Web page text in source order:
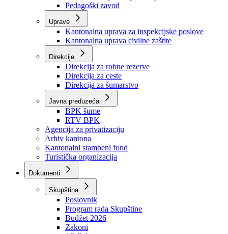
Zavod zdravstvenog osiguranja
Zavod za javno zdravstvo
Zavod za besplatnu pravnu pomoć
Pedagoški zavod
Kantonalna uprava za inspekcijske poslove
Kantonalna uprava civilne zaštite
Direkcije
Direkcija za robne rezerve
Direkcija za ceste
Direkcija za šumarstvo
Javna preduzeća
BPK šume
RTV BPK
Agencija za privatizaciju
Arhiv kantona
Kantonalni stambeni fond
Turistička organizacija
Dokumenti
Skupština
Poslovnik